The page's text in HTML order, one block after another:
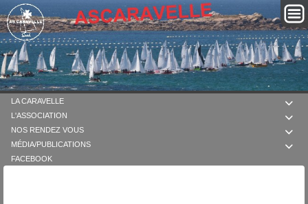

LA CARAVELLE

L'ASSOCIATION

NOS RENDEZ VOUS

MÉDIA/PUBLICATIONS
FACEBOOK